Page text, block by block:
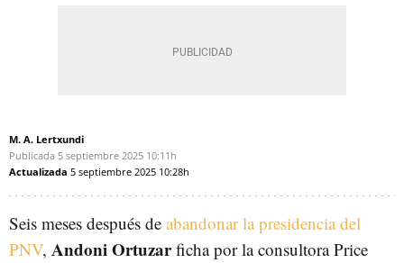
M. A. Lertxundi
Publicada 5 septiembre 2025 10:11h
Actualizada 5 septiembre 2025 10:28h
Seis meses después de abandonar la presidencia del
PNV, Andoni Ortuzarficha por la consultora Price